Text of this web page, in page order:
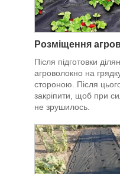
Розміщення
Після підготовки
агроволокно на
стороною. Після
закріпити, щоб при
не зрушилось.